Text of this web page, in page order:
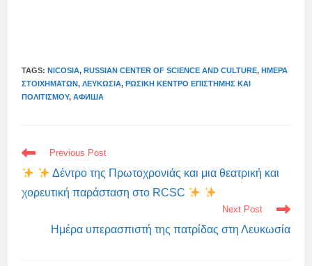
TAGS:NICOSIA, RUSSIAN CENTER OF SCIENCE AND CULTURE, ΗΜΈΡΑ
ΣΤΟΙΧΗΜΆΤΩΝ, ΛΕΥΚΩΣΊΑ, ΡΩΣΙΚΉ ΚΈΝΤΡΟ ΕΠΙΣΤΉΜΗΣ ΚΑΙ
ΠΟΛΙΤΙΣΜΟΎ, АФИША
READ
MORE
ARTICLES
Previous Post
Δέντρο της Πρωτοχρονιάς και μια θεατρική και
χορευτική παράσταση στο RCSC
Next Post
Ημέρα υπερασπιστή της πατρίδας στη Λευκωσία